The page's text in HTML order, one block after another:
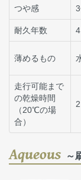
つや感
耐久年数
薄めるもの
走行可能まで
の乾燥時間
（20℃の場
合）
Aqueous ～